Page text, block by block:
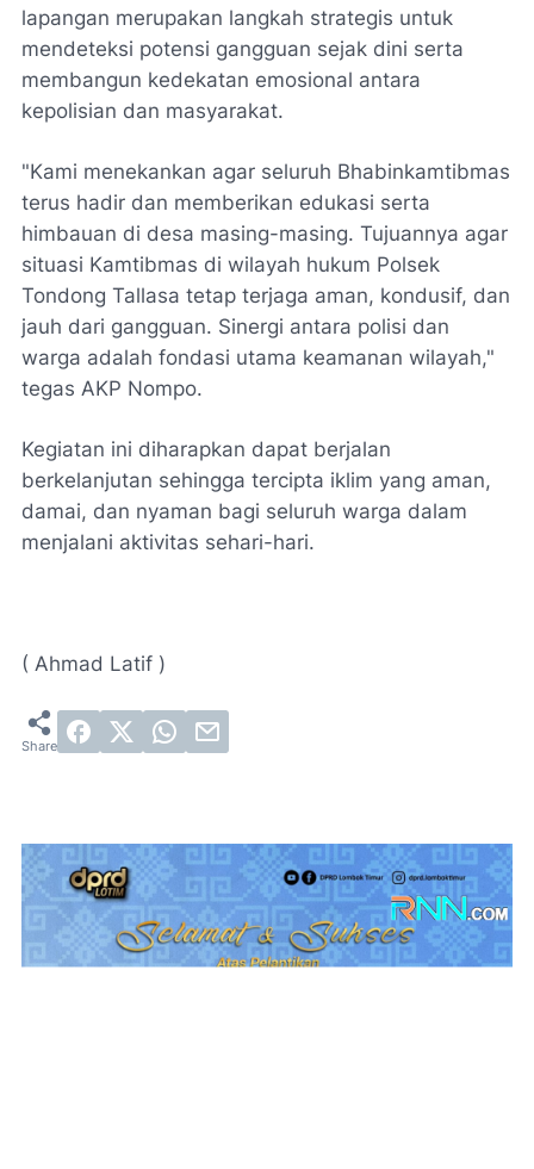
lapangan merupakan langkah strategis untuk
mendeteksi potensi gangguan sejak dini serta
membangun kedekatan emosional antara
kepolisian dan masyarakat.
"Kami menekankan agar seluruh Bhabinkamtibmas
terus hadir dan memberikan edukasi serta
himbauan di desa masing-masing. Tujuannya agar
situasi Kamtibmas di wilayah hukum Polsek
Tondong Tallasa tetap terjaga aman, kondusif, dan
jauh dari gangguan. Sinergi antara polisi dan
warga adalah fondasi utama keamanan wilayah,"
tegas AKP Nompo.
Kegiatan ini diharapkan dapat berjalan
berkelanjutan sehingga tercipta iklim yang aman,
damai, dan nyaman bagi seluruh warga dalam
menjalani aktivitas sehari-hari.
( Ahmad Latif )